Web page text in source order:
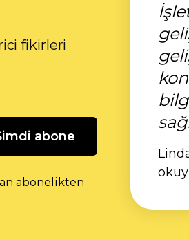
fikirleri
abone
abonelikten